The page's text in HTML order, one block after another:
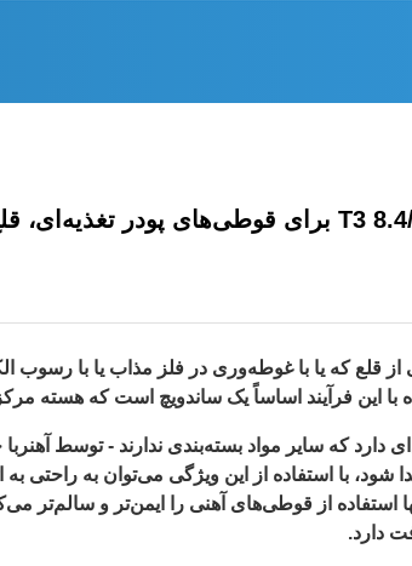
قلع که یا با غوطه‌وری در فلز مذاب یا با رسوب
با این فرآیند اساساً یک ساندویچ است که هسته
دارد که سایر مواد بسته‌بندی ندارند - توسط
از قوطی‌های آهنی را ایمن‌تر و سالم‌تر
دارد.